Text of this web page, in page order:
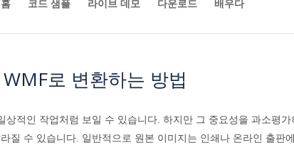
코드 샘플 라이브 데모 다운로드 배우다
로 변환하는 방법
적인 작업처럼 보일 수 있습니다. 하지만 그 중요성을 과소평
질 수 있습니다. 일반적으로 원본 이미지는 인쇄나 온라인 출